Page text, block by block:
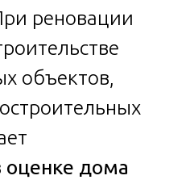
реновации
объектов,
оценке дома